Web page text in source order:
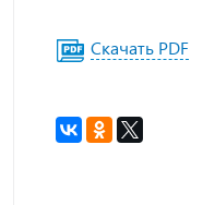
Скачать PDF